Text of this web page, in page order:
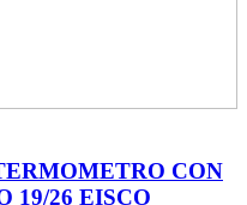
CON
19/26 EISCO